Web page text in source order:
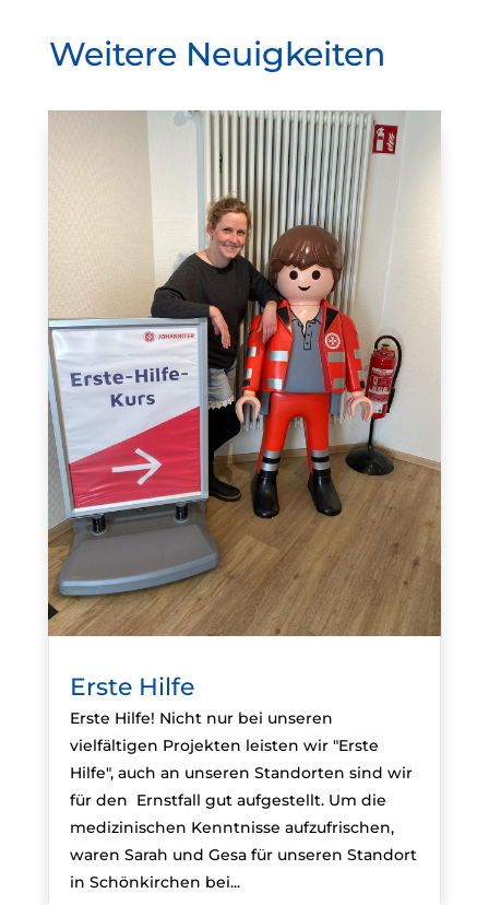
Weitere Neuigkeiten
Erste Hilfe
Erste Hilfe! Nicht nur bei unseren
vielfältigen Projekten leisten wir "Erste
Hilfe", auch an unseren Standorten sind wir
für den Ernstfall gut aufgestellt. Um die
medizinischen Kenntnisse aufzufrischen,
waren Sarah und Gesa für unseren Standort
in Schönkirchen bei...